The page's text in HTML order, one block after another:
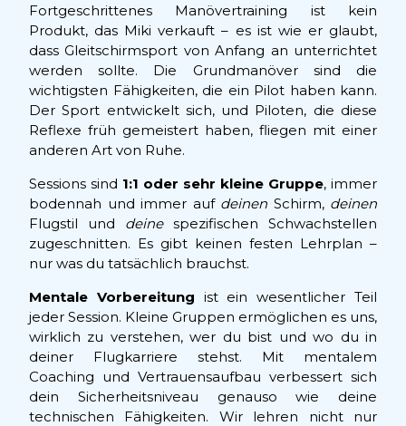
Fortgeschrittenes Manövertraining ist kein
Produkt, das Miki verkauft – es ist wie er glaubt,
dass Gleitschirmsport von Anfang an unterrichtet
werden sollte. Die Grundmanöver sind die
wichtigsten Fähigkeiten, die ein Pilot haben kann.
Der Sport entwickelt sich, und Piloten, die diese
Reflexe früh gemeistert haben, fliegen mit einer
anderen Art von Ruhe.
Sessions sind 1:1 oder sehr kleine Gruppe, immer
bodennah und immer auf deinen Schirm, deinen
Flugstil und deinespezifischen Schwachstellen
zugeschnitten. Es gibt keinen festen Lehrplan –
nur was du tatsächlich brauchst.
Mentale Vorbereitung ist ein wesentlicher Teil
jeder Session. Kleine Gruppen ermöglichen es uns,
wirklich zu verstehen, wer du bist und wo du in
deiner Flugkarriere stehst. Mit mentalem
Coaching und Vertrauensaufbau verbessert sich
dein Sicherheitsniveau genauso wie deine
technischen Fähigkeiten. Wir lehren nicht nur